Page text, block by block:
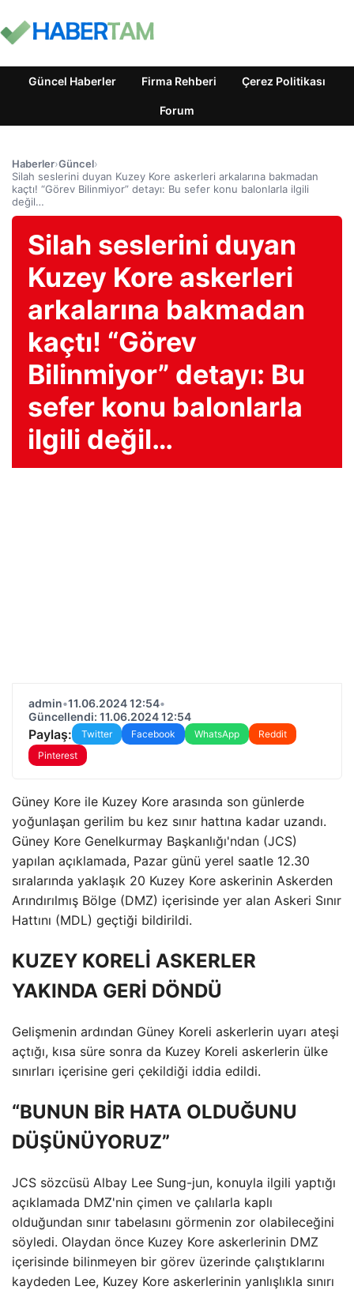
Güncel Haberler Firma Rehberi Çerez Politikası
Forum
Haberler›Güncel›
Silah seslerini duyan Kuzey Kore askerleri arkalarına bakmadan
kaçtı! “Görev Bilinmiyor” detayı: Bu sefer konu balonlarla ilgili
değil…
Silah seslerini duyan
Kuzey Kore askerleri
arkalarına bakmadan
kaçtı! “Görev
Bilinmiyor” detayı: Bu
sefer konu balonlarla
ilgili değil…
admin•11.06.2024 12:54•
Güncellendi: 11.06.2024 12:54
Paylaş: Twitter Facebook WhatsApp
Reddit
Pinterest
Güney Kore ile Kuzey Kore arasında son günlerde
yoğunlaşan gerilim bu kez sınır hattına kadar uzandı.
Güney Kore Genelkurmay Başkanlığı'ndan (JCS)
yapılan açıklamada, Pazar günü yerel saatle 12.30
sıralarında yaklaşık 20 Kuzey Kore askerinin Askerden
Arındırılmış Bölge (DMZ) içerisinde yer alan Askeri Sınır
Hattını (MDL) geçtiği bildirildi.
KUZEY KORELİ ASKERLER
YAKINDA GERİ DÖNDÜ
Gelişmenin ardından Güney Koreli askerlerin uyarı ateşi
açtığı, kısa süre sonra da Kuzey Koreli askerlerin ülke
sınırları içerisine geri çekildiği iddia edildi.
“BUNUN BİR HATA OLDUĞUNU
DÜŞÜNÜYORUZ”
JCS sözcüsü Albay Lee Sung-jun, konuyla ilgili yaptığı
açıklamada DMZ'nin çimen ve çalılarla kaplı
olduğundan sınır tabelasını görmenin zor olabileceğini
söyledi. Olaydan önce Kuzey Kore askerlerinin DMZ
içerisinde bilinmeyen bir görev üzerinde çalıştıklarını
kaydeden Lee, Kuzey Kore askerlerinin yanlışlıkla sınırı